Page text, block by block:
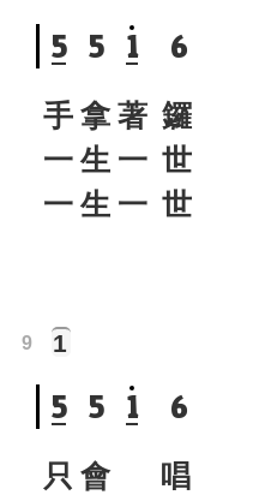
5 5 1 6
手 拿 著
一 生 一 世
一 生 一 世
1
5 5 1 6
9
只 會 唱